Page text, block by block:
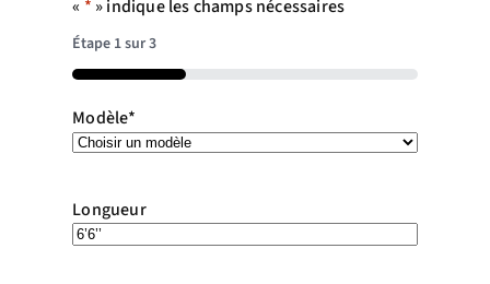
« * » indique les champs nécessaires
Étape 1sur3
33%
Modèle*
Longueur